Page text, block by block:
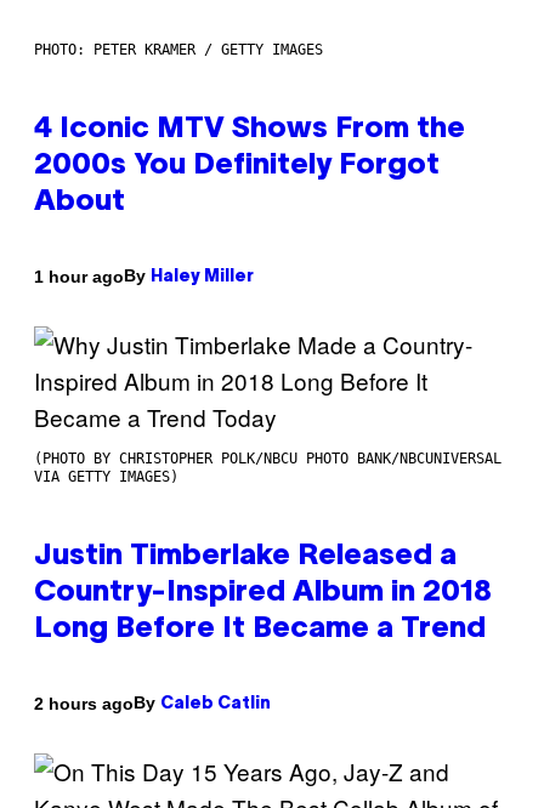
PHOTO: PETER KRAMER / GETTY IMAGES
4 Iconic MTV Shows From the
2000s You Definitely Forgot
About
1 hour agoBy Haley Miller
(PHOTO BY CHRISTOPHER POLK/NBCU PHOTO BANK/NBCUNIVERSAL
VIA GETTY IMAGES)
Justin Timberlake Released a
Country-Inspired Album in 2018
Long Before It Became a Trend
2 hours agoBy Caleb Catlin